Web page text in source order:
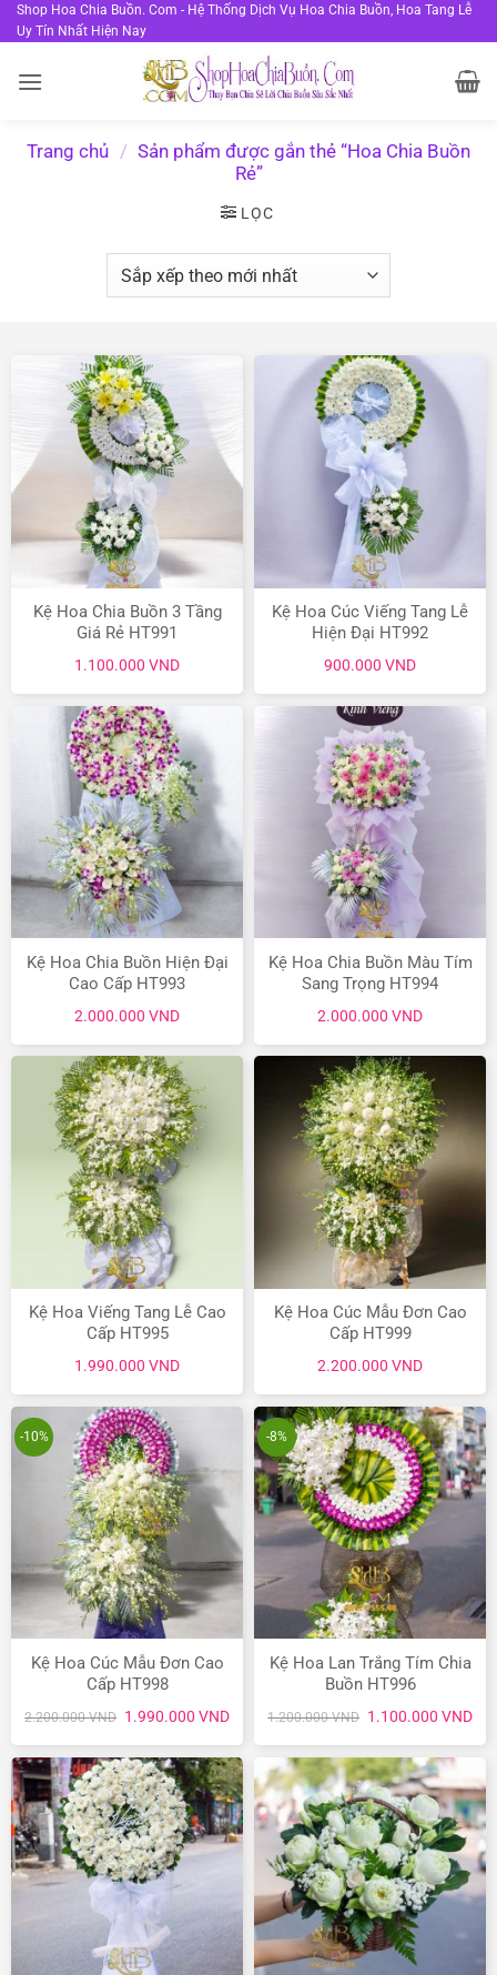
Bỏ
qua
dung
Shop Hoa Chia Buồn. Com - Hệ Thống Dịch Vụ Hoa Chia Buồn, Hoa Tang Lễ
Uy Tín Nhất Hiện Nay
Trang chủ / Sản phẩm được gắn thẻ “Hoa Chia Buồn
Rẻ”
LỌC
Kệ Hoa Chia Buồn 3 Tầng
Giá Rẻ HT991
1.100.000 VND
Kệ Hoa Cúc Viếng Tang Lễ
Hiện Đại HT992
900.000 VND
Kệ Hoa Chia Buồn Hiện Đại
Cao Cấp HT993
2.000.000 VND
Kệ Hoa Chia Buồn Màu Tím
Sang Trọng HT994
2.000.000 VND
Kệ Hoa Viếng Tang Lễ Cao
Cấp HT995
1.990.000 VND
Kệ Hoa Cúc Mẫu Đơn Cao
Cấp HT999
2.200.000 VND
-10%
Kệ Hoa Cúc Mẫu Đơn Cao
Cấp HT998
2.200.000VND Giá
là:
2.200.000 VND.
1.990.000 VNDGiá
tại
là:
1.990.000 VND.
-8%
Kệ Hoa Lan Trắng Tím Chia
Buồn HT996
1.200.000VND Giá
là:
1.200.000 VND.
1.100.000 VNDGiá
tại